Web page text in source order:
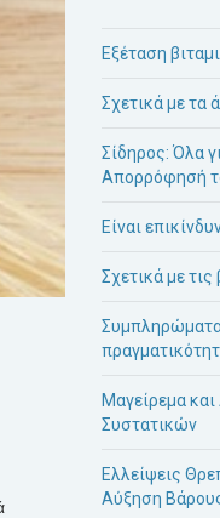
Εξέταση
Σχετικά με τα
Σίδηρος: Όλα
Απορρόφησή
Είναι
Σχετικά με τις
Συμπληρώματα
Μαγείρεμα
Συστατικών
Ελλείψεις
Αύξηση